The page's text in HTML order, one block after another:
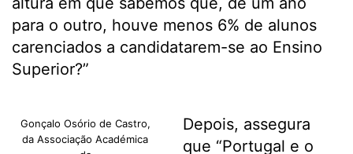
para o outro, houve menos 6% de alunos
carenciados a candidatarem-se ao Ensino
Superior?”
Gonçalo Osório de Castro,
da Associação Académica
Depois, assegura
que “Portugal e o